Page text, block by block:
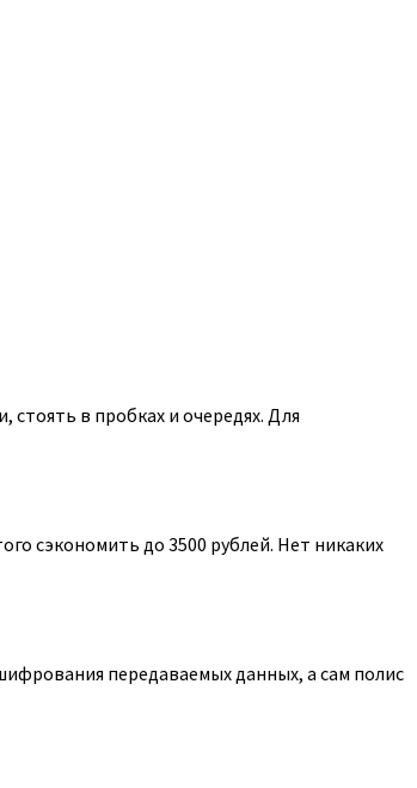
в пробках и очередях. Для
сэкономить до 3500 рублей. Нет никаких
передаваемых данных, а сам полис